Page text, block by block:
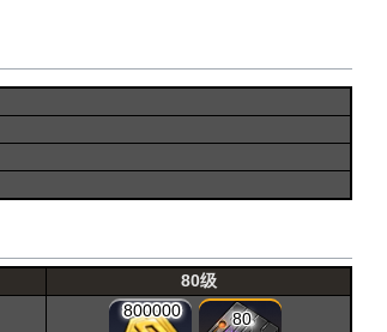
80级
800000 80